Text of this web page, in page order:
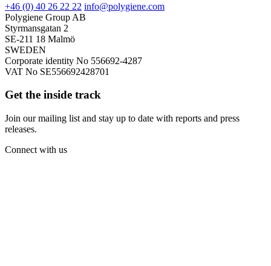
+46 (0) 40 26 22 22 info@polygiene.com
Polygiene Group AB
Styrmansgatan 2
SE-211 18 Malmö
SWEDEN
Corporate identity No 556692-4287
VAT No SE556692428701
Get the inside track
Join our mailing list and stay up to date with reports and press
releases.
Connect with us